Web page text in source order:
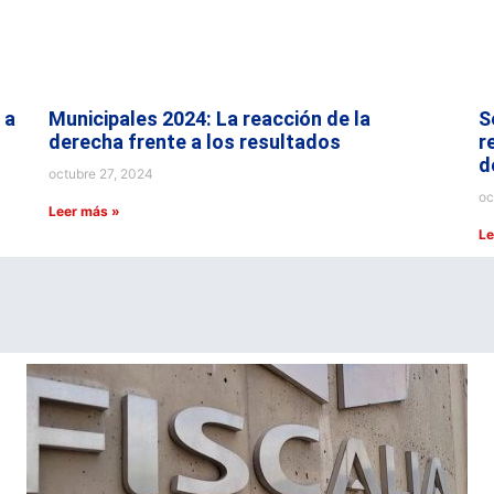
Municipales 2024: La reacción de la
derecha frente a los resultados
octubre 27, 2024
Leer más »